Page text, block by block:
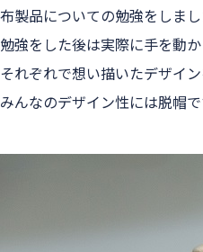
布製品についての勉強をしまし
勉強をした後は実際に手を動
それぞれで想い描いたデザイ
みんなのデザイン性には脱帽